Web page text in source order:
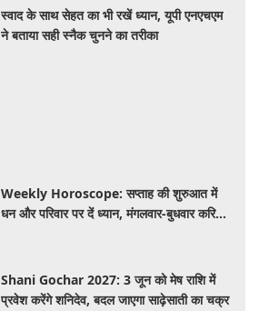
स्वाद के साथ सेहत का भी रखें ध्यान, यूपी एनएचएम
ने बताया सही स्नैक चुनने का तरीका
Weekly Horoscope: सप्ताह की शुरुआत में
धन और परिवार पर दें ध्यान, मंगलवार-बुधवार करियर
Shani Gochar 2027: 3 जून को मेष राशि में
प्रवेश करेंगे शनिदेव, बदल जाएगा साढ़ेसाती का चक्र